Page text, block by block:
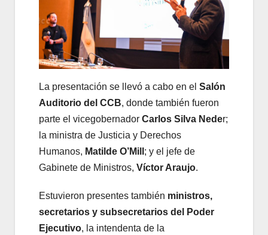
La presentación se llevó a cabo en el Salón
Auditorio del CCB, donde también fueron
parte el vicegobernador Carlos Silva Neder;
la ministra de Justicia y Derechos
Humanos, Matilde O’Mill ; y el jefe de
Gabinete de Ministros, Víctor Araujo.
Estuvieron presentes también ministros,
secretarios y subsecretarios del Poder
Ejecutivo, la intendenta de la